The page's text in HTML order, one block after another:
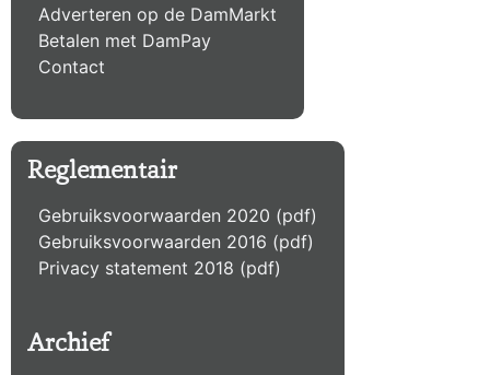
Adverteren op de DamMarkt
Betalen met DamPay
Contact
Reglementair
Gebruiksvoorwaarden 2020 (pdf)
Gebruiksvoorwaarden 2016 (pdf)
Privacy statement 2018 (pdf)
Archief